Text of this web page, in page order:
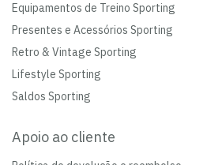
Equipamentos de Treino Sporting
Presentes e Acessórios Sporting
Retro & Vintage Sporting
Lifestyle Sporting
Saldos Sporting
Apoio ao cliente